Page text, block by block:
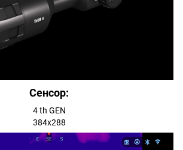
Сенсор:
4 th GEN
384x288